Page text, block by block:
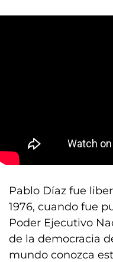
Pablo Díaz fue
1976, cuando fue
Poder Ejecutivo
de la democracia
mundo conozca